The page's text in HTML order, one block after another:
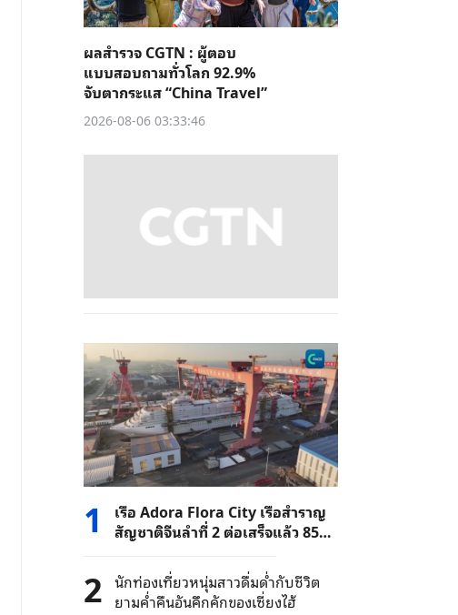
ผลสำรวจ CGTN : ผู้ตอบ
แบบสอบถามทั่วโลก 92.9%
จับตากระแส “China Travel”
2026-08-06 03:33:46
1
เรือ Adora Flora City เรือสำราญ
สัญชาติจีนลำที่ 2 ต่อเสร็จแล้ว 85%
เตรียมออกสู่ทะเลปีหน้า
2 นักท่องเที่ยวหนุ่มสาวดื่มด่ำกับชีวิต
ยามค่ำคืนอันคึกคักของเซี่ยงไฮ้